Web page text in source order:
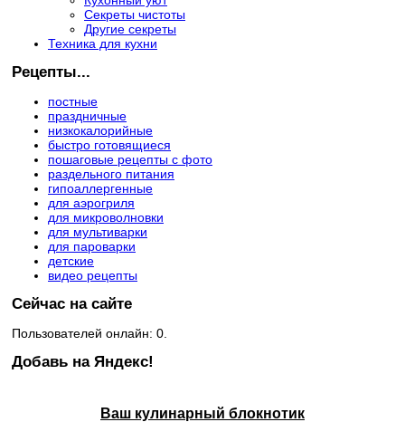
Секреты чистоты
Другие секреты
Техника для кухни
Рецепты...
постные
праздничные
низкокалорийные
быстро готовящиеся
пошаговые рецепты с фото
раздельного питания
гипоаллергенные
для аэрогриля
для микроволновки
для мультиварки
для пароварки
детские
видео рецепты
Сейчас на сайте
Пользователей онлайн: 0.
Добавь на Яндекс!
Ваш кулинарный блокнотик